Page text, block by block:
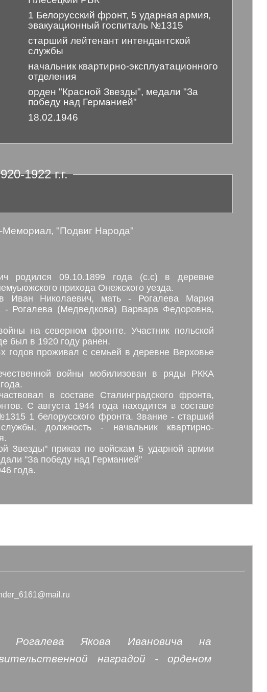
1 Белорусский фронт, 5 ударная армия,
эвакуационный госпиталь №1315
старший лейтенант интендантской
службы
начальник квартирно-эксплуатационного
отделения
орден "Красной Звезды", медали "За
победу над Германией"
18.02.1946
1922 г.г.
"Подвиг Народа"
родился 09.10.1899 года (с.с) в деревне
прихода Онежского уезда.
Иван Николаевич, мать - Рогалева Мария
- Рогалева (Медведкова) Варвара Федоровна,
на северном фронте. Участник польской
был в 1920 году ранен.
годов проживал с семьей в деревне Верховье
войны мобилизован в ряды РККА
в составе Сталинградского фронта,
С августа 1944 года находится в составе
1 белорусского фронта. Звание - старший
службы, должность - начальник квартирно-
Звезды" приказ по войскам 5 ударной армии
"За победу над Германией"
года.
Рогалева Якова Ивановича на
наградой - орденом